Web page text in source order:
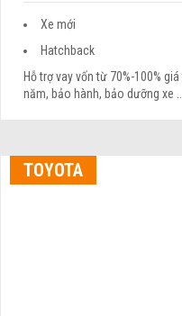
Xe mới
Hatchback
Hỗ trợ vay vốn từ 70%-100%
năm, bảo hành, bảo dưỡng xe
TOYOTA